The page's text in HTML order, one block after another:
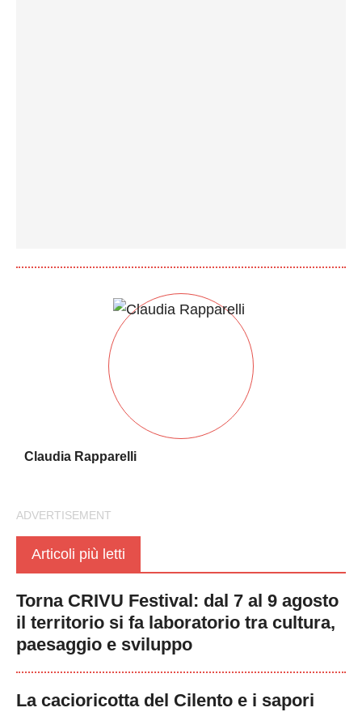
Claudia Rapparelli
Articoli più letti
Torna CRIVU Festival: dal 7 al 9 agosto
il territorio si fa laboratorio tra cultura,
paesaggio e sviluppo
La cacioricotta del Cilento e i sapori